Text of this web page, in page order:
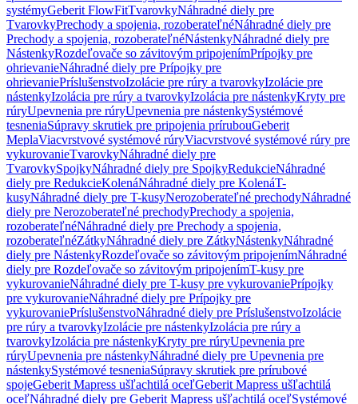
systémyGeberit FlowFitTvarovkyNáhradné diely pre
TvarovkyPrechody a spojenia, rozoberateľnéNáhradné diely pre
Prechody a spojenia, rozoberateľnéNástenkyNáhradné diely pre
NástenkyRozdeľovače so závitovým pripojenímPrípojky pre
ohrievanieNáhradné diely pre Prípojky pre
ohrievaniePríslušenstvoIzolácie pre rúry a tvarovkyIzolácie pre
nástenkyIzolácia pre rúry a tvarovkyIzolácia pre nástenkyKryty pre
rúryUpevnenia pre rúryUpevnenia pre nástenkySystémové
tesneniaSúpravy skrutiek pre pripojenia prírubouGeberit
MeplaViacvrstvové systémové rúryViacvrstvové systémové rúry pre
vykurovanieTvarovkyNáhradné diely pre
TvarovkySpojkyNáhradné diely pre SpojkyRedukcieNáhradné
diely pre RedukcieKolenáNáhradné diely pre KolenáT-
kusyNáhradné diely pre T-kusyNerozoberateľné prechodyNáhradné
diely pre Nerozoberateľné prechodyPrechody a spojenia,
rozoberateľnéNáhradné diely pre Prechody a spojenia,
rozoberateľnéZátkyNáhradné diely pre ZátkyNástenkyNáhradné
diely pre NástenkyRozdeľovače so závitovým pripojenímNáhradné
diely pre Rozdeľovače so závitovým pripojenímT-kusy pre
vykurovanieNáhradné diely pre T-kusy pre vykurovaniePrípojky
pre vykurovanieNáhradné diely pre Prípojky pre
vykurovaniePríslušenstvoNáhradné diely pre PríslušenstvoIzolácie
pre rúry a tvarovkyIzolácie pre nástenkyIzolácia pre rúry a
tvarovkyIzolácia pre nástenkyKryty pre rúryUpevnenia pre
rúryUpevnenia pre nástenkyNáhradné diely pre Upevnenia pre
nástenkySystémové tesneniaSúpravy skrutiek pre prírubové
spojeGeberit Mapress ušľachtilá oceľGeberit Mapress ušľachtilá
oceľNáhradné diely pre Geberit Mapress ušľachtilá oceľSystémové